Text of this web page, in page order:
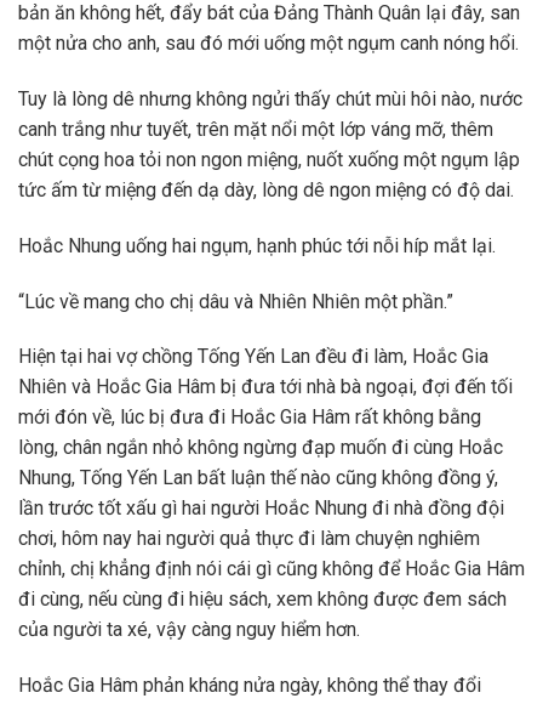
bản ăn không hết, đẩy bát của Đảng Thành Quân lại đây, san
một nửa cho anh, sau đó mới uống một ngụm canh nóng hổi.
Tuy là lòng dê nhưng không ngửi thấy chút mùi hôi nào, nước
canh trắng như tuyết, trên mặt nổi một lớp váng mỡ, thêm
chút cọng hoa tỏi non ngon miệng, nuốt xuống một ngụm lập
tức ấm từ miệng đến dạ dày, lòng dê ngon miệng có độ dai.
Hoắc Nhung uống hai ngụm, hạnh phúc tới nỗi híp mắt lại.
“Lúc về mang cho chị dâu và Nhiên Nhiên một phần.”
Hiện tại hai vợ chồng Tống Yến Lan đều đi làm, Hoắc Gia
Nhiên và Hoắc Gia Hâm bị đưa tới nhà bà ngoại, đợi đến tối
mới đón về, lúc bị đưa đi Hoắc Gia Hâm rất không bằng
lòng, chân ngắn nhỏ không ngừng đạp muốn đi cùng Hoắc
Nhung, Tống Yến Lan bất luận thế nào cũng không đồng ý,
lần trước tốt xấu gì hai người Hoắc Nhung đi nhà đồng đội
chơi, hôm nay hai người quả thực đi làm chuyện nghiêm
chỉnh, chị khẳng định nói cái gì cũng không để Hoắc Gia Hâm
đi cùng, nếu cùng đi hiệu sách, xem không được đem sách
của người ta xé, vậy càng nguy hiểm hơn.
Hoắc Gia Hâm phản kháng nửa ngày, không thể thay đổi